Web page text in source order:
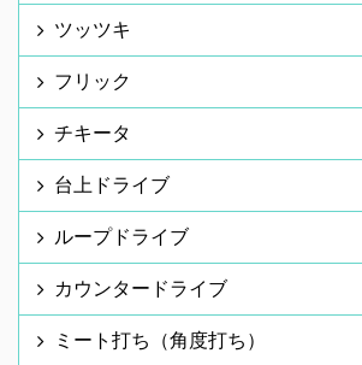
ツッツキ
フリック
チキータ
台上ドライブ
ループドライブ
カウンタードライブ
ミート打ち（角度打ち）